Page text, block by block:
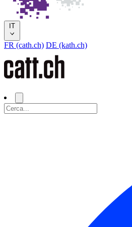
IT
FR (cath.ch) DE (kath.ch)